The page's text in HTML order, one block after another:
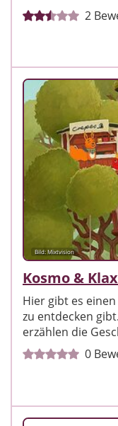
2
Bild: Mixtvision
Kosmo &
Hier gibt es
zu entdecken
erzählen die
0